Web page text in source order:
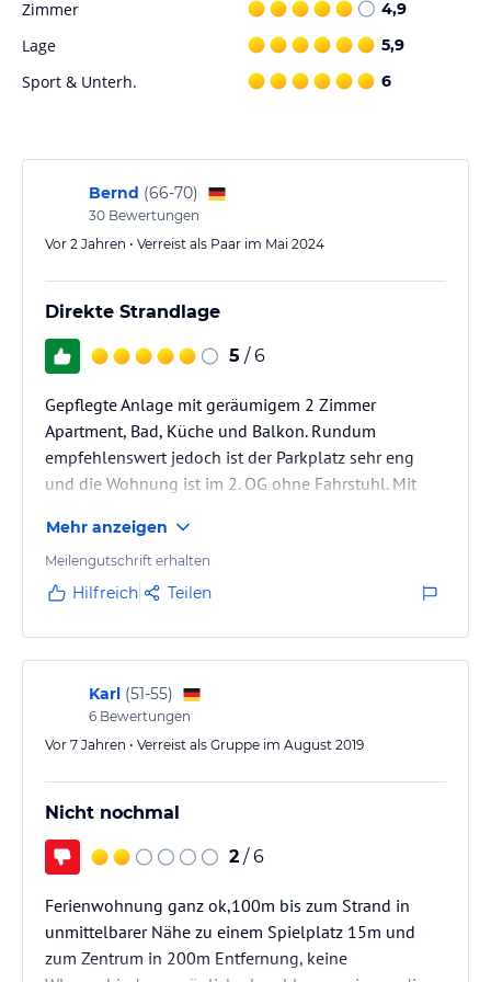
Zimmer 4,9
Lage 5,9
Sport & Unterh. 6
Bernd (66-70)
30 Bewertungen
Vor 2 Jahren • Verreist als Paar im Mai 2024
Direkte Strandlage
5 / 6
Gepflegte Anlage mit geräumigem 2 Zimmer
Apartment, Bad, Küche und Balkon. Rundum
empfehlenswert jedoch ist der Parkplatz sehr eng
und die Wohnung ist im 2. OG ohne Fahrstuhl. Mit
Ansonsten alles in der Nähe was sehr angenehm ist
Mehr anzeigen
Meilengutschrift erhalten
Hilfreich Teilen
Karl (51-55)
6 Bewertungen
Vor 7 Jahren • Verreist als Gruppe im August 2019
Nicht nochmal
2 / 6
Ferienwohnung ganz ok,100m bis zum Strand in
unmittelbarer Nähe zu einem Spielplatz 15m und
zum Zentrum in 200m Entfernung, keine